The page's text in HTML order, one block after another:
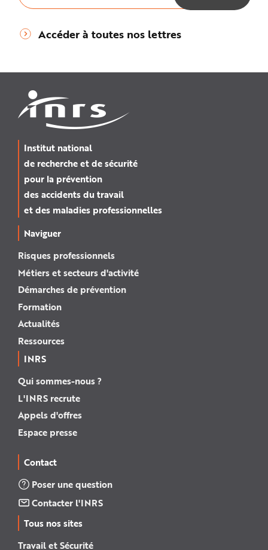
Accéder à toutes nos lettres
Institut national
de recherche et de sécurité
pour la prévention
des accidents du travail
et des maladies professionnelles
Naviguer
Risques professionnels
Métiers et secteurs d'activité
Démarches de prévention
Formation
Actualités
Ressources
INRS
Qui sommes-nous ?
L'INRS recrute
Appels d'offres
Espace presse
Contact
Poser une question
Contacter l'INRS
Tous nos sites
Travail et Sécurité